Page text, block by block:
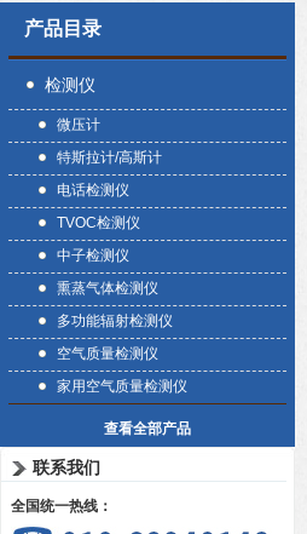
产品目录
检测仪
微压计
特斯拉计/高斯计
电话检测仪
TVOC检测仪
中子检测仪
熏蒸气体检测仪
多功能辐射检测仪
空气质量检测仪
家用空气质量检测仪
查看全部产品
联系我们
全国统一热线：